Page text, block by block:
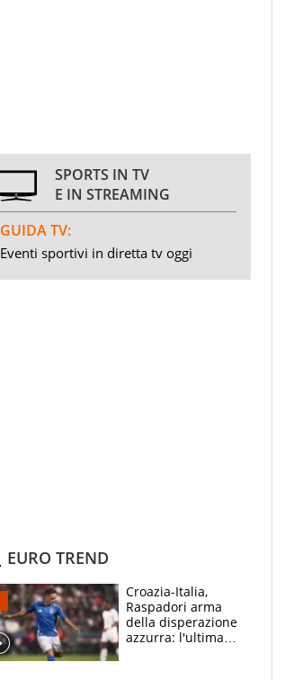
SPORTS IN TV
E IN STREAMING
GUIDA TV:
Eventi sportivi in diretta tv oggi
EURO TREND
Croazia-Italia,
Raspadori arma
della disperazione
azzurra: l'ultima